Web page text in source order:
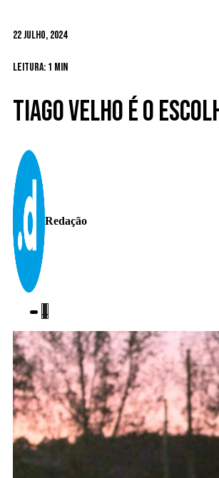
22 Julho, 2024
Leitura: 1 min
Tiago Velho é o
Redação